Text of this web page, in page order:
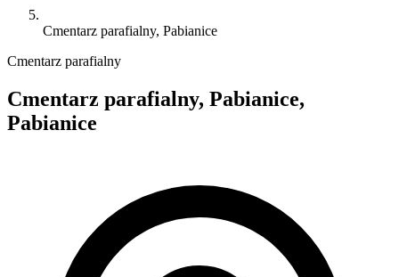
Cmentarz parafialny, Pabianice
Cmentarz parafialny
Cmentarz parafialny, Pabianice,
Pabianice